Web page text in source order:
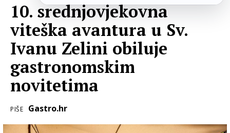
10. srednjovjekovna
viteška avantura u Sv.
Ivanu Zelini obiluje
gastronomskim
novitetima
PIŠE Gastro.hr